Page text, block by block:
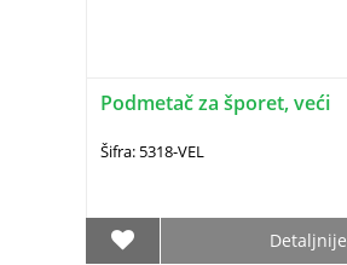
Podmetač za šporet, veći
Šifra: 5318-VEL
Detaljnije